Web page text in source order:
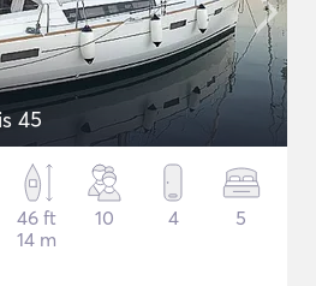
45
46 ft
14 m
10 4 5